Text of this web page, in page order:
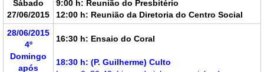
Sábado
27/06/2015
9:00 h: Reunião do Presbitério
12:00 h: Reunião da Diretoria do Centro Social
28/06/2015
4º
Domingo
após
16:30 h: Ensaio do Coral
18:30 h: (P. Guilherme) Culto